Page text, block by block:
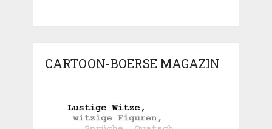
CARTOON-BOERSE MAGAZIN